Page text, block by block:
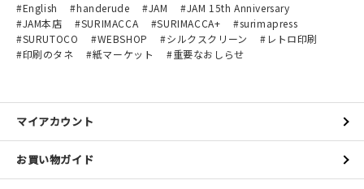
English
handerude JAM
JAM 15th Anniversary
JAM本店
SURIMACCA SURIMACCA+
surimapress
SURUTOCO
WEBSHOP シルクスクリーン
レトロ印刷
印刷のタネ
紙マーケット 重要なおしらせ
マイアカウント
お買い物ガイド